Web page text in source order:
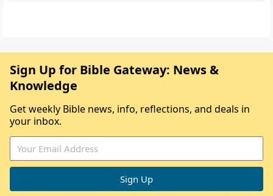
Sign Up for Bible Gateway: News &
Knowledge
Get weekly Bible news, info, reflections, and deals in
your inbox.